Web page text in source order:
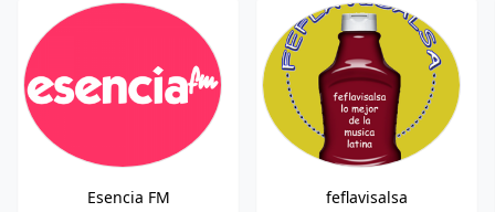
Esencia FM
feflavisalsa